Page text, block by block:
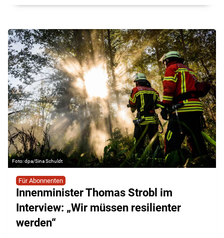
dpa/Sina Schuldt
Für Abonnenten
Innenminister Thomas Strobl im
Interview: „Wir müssen resilienter
werden“